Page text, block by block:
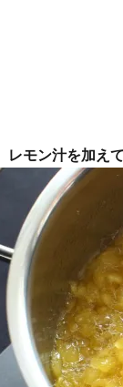
レモン汁を加え